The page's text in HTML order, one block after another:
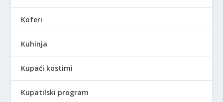
Koferi
Kuhinja
Kupaći kostimi
Kupatilski program